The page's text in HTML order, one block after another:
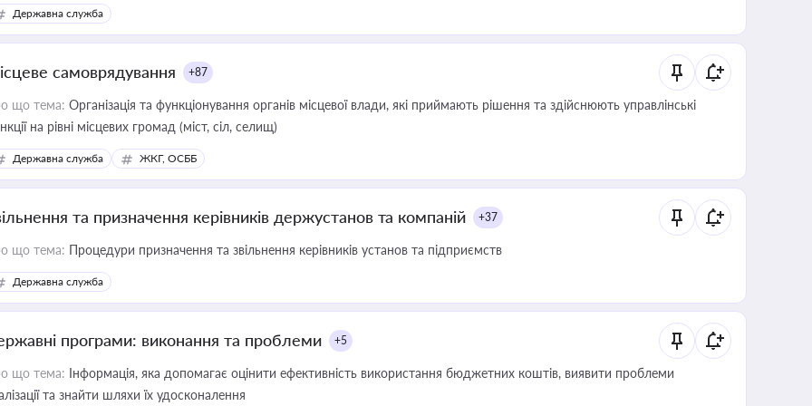
Державна служба
самоврядування +87
що тема: Організація та функціонування органів місцевої влади, які приймають рішення та здійснюють управлінські
на рівні місцевих громад (міст, сіл, селищ)
Державна служба ЖКГ, ОСББ
та призначення керівників держустанов та компаній +37
що тема: Процедури призначення та звільнення керівників установ та підприємств
Державна служба
програми: виконання та проблеми +5
що тема: Інформація, яка допомагає оцінити ефективність використання бюджетних коштів, виявити проблеми
та знайти шляхи їх удосконалення